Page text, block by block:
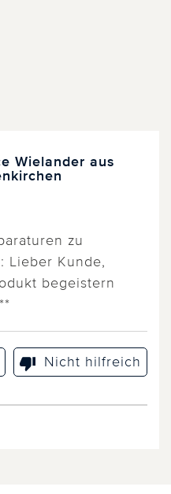
Wielander aus
zu
Lieber Kunde,
begeistern
Nicht hilfreich